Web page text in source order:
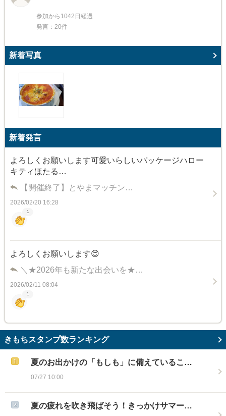
参加から1042日経過
発言：20件
新着写真
新着発言
よろしくお願いします可愛いらしいパッケージハロー
キティほたる…
【開催終了】とやまマッチン…
2026/02/20 16:28
1
よろしくお願いします😊
＼★2026年も新たな出会いを★…
2026/02/11 08:04
1
きもちスタンプ数ランキング
夏のお出かけの「もしも」に備えているこ…
07/27 10:00
夏の疲れを吹き飛ばそう！きっかけサマー…